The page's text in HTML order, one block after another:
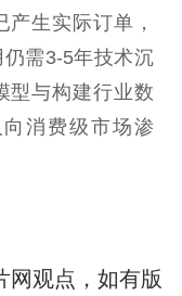
生实际订单，
需3-5年技术沉
型与构建行业数
消费级市场渗
网观点，如有版